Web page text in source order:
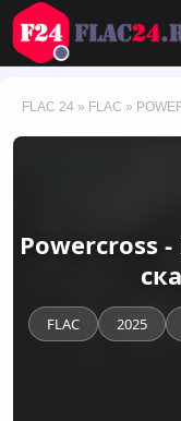
FLAC 24 » FLAC »
Powercross -
FLAC 2025